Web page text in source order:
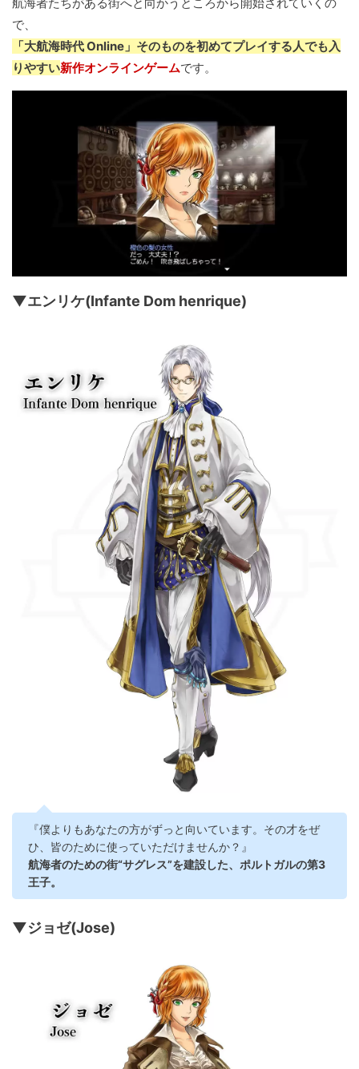
で、
「大航海時代 Online」そのものを初めてプレイする人でも入
りやすい新作オンラインゲームです。
▼エンリケ(Infante Dom henrique)
『僕よりもあなたの方がずっと向いています。その才をぜ
ひ、皆のために使っていただけませんか？』
航海者のための街“サグレス”を建設した、ポルトガルの第3
王子。
▼ジョゼ(Jose)